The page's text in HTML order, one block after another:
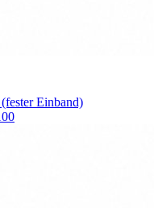
Einband)